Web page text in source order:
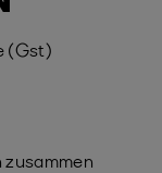
(Gst)